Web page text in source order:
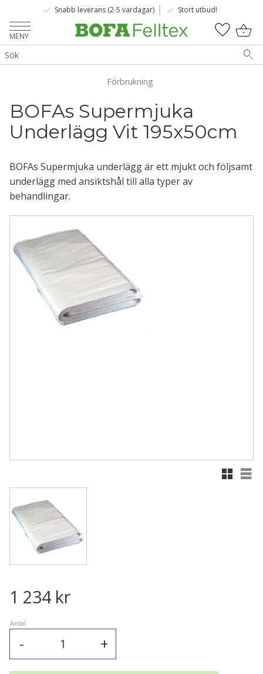
Meny
done Snabb leverans (2-5 vardagar) done Stort utbud!
Förbrukning
BOFAs Supermjuka
Underlägg Vit 195x50cm
BOFAs Supermjuka underlägg är ett mjukt och följsamt
underlägg med ansiktshål till alla typer av
behandlingar.
1 234 kr
Antal
+
-